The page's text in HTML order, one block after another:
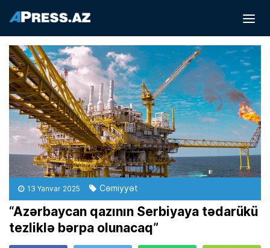
13 Yanvar 2025 Cəmiyyət
“Azərbaycan qazının Serbiyaya tədarükü
tezliklə bərpa olunacaq”